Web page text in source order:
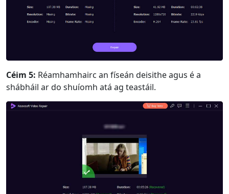
Céim 5: Réamhamhairc an físeán deisithe agus é a
shábháil ar do shuíomh atá ag teastáil.